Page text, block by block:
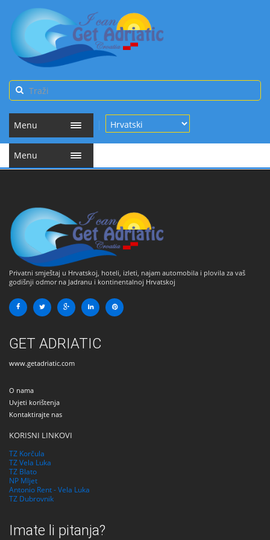
Menu
Menu
Privatni smještaj u Hrvatskoj, hoteli, izleti, najam automobila i plovila za vaš
godišnji odmor na Jadranu i kontinentalnoj Hrvatskoj
GET ADRIATIC
www.getadriatic.com
O nama
Uvjeti korištenja
Kontaktirajte nas
KORISNI LINKOVI
TZ Korčula
TZ Vela Luka
TZ Blato
NP Mljet
Antonio Rent - Vela Luka
TZ Dubrovnik
Imate li pitanja?